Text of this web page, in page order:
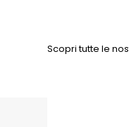
Scopri tutte le